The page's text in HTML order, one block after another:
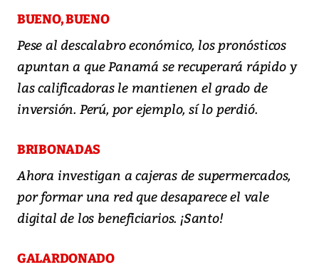
BUENO, BUENO
Pese al descalabro económico, los pronósticos
apuntan a que Panamá se recuperará rápido y
las calificadoras le mantienen el grado de
inversión. Perú, por ejemplo, sí lo perdió.
BRIBONADAS
Ahora investigan a cajeras de supermercados,
por formar una red que desaparece el vale
digital de los beneficiarios. ¡Santo!
GALARDONADO